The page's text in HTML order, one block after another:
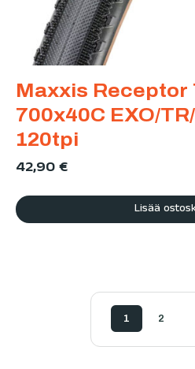
Maxxis Receptor
700x40C EXO/
120tpi
42,90€
Lisää
1 2